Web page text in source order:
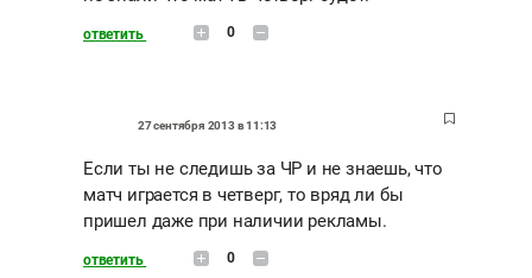
ответить 0
27 сентября 2013 в 11:13
Если ты не следишь за ЧР и не знаешь, что
матч играется в четверг, то вряд ли бы
пришел даже при наличии рекламы.
ответить 0